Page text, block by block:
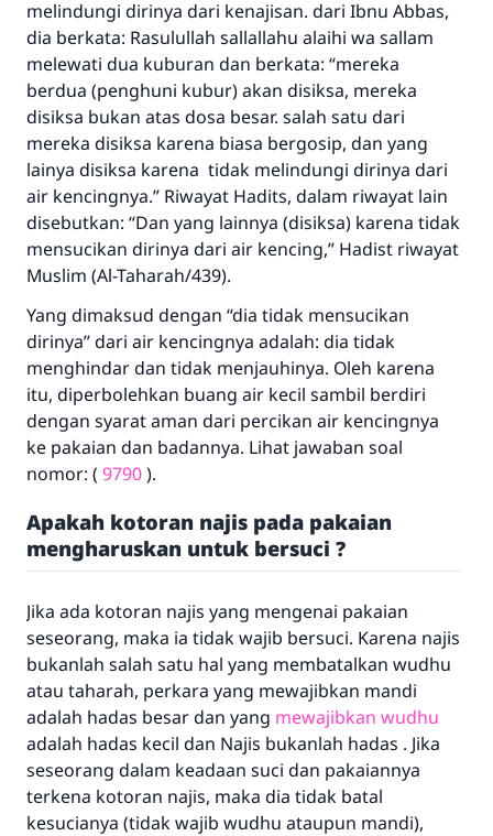
melindungi dirinya dari kenajisan. dari Ibnu Abbas,
dia berkata: Rasulullah sallallahu alaihi wa sallam
melewati dua kuburan dan berkata: “mereka
berdua (penghuni kubur) akan disiksa, mereka
disiksa bukan atas dosa besar. salah satu dari
mereka disiksa karena biasa bergosip, dan yang
lainya disiksa karena tidak melindungi dirinya dari
air kencingnya.” Riwayat Hadits, dalam riwayat lain
disebutkan: “Dan yang lainnya (disiksa) karena tidak
mensucikan dirinya dari air kencing,” Hadist riwayat
Muslim (Al-Taharah/439).
Yang dimaksud dengan “dia tidak mensucikan
dirinya” dari air kencingnya adalah: dia tidak
menghindar dan tidak menjauhinya. Oleh karena
itu, diperbolehkan buang air kecil sambil berdiri
dengan syarat aman dari percikan air kencingnya
ke pakaian dan badannya. Lihat jawaban soal
nomor: ( 9790).
Apakah kotoran najis pada pakaian
mengharuskan untuk bersuci ?
Jika ada kotoran najis yang mengenai pakaian
seseorang, maka ia tidak wajib bersuci. Karena najis
bukanlah salah satu hal yang membatalkan wudhu
atau taharah, perkara yang mewajibkan mandi
adalah hadas besar dan yang mewajibkan wudhu
adalah hadas kecil dan Najis bukanlah hadas . Jika
seseorang dalam keadaan suci dan pakaiannya
terkena kotoran najis, maka dia tidak batal
kesucianya (tidak wajib wudhu ataupun mandi),